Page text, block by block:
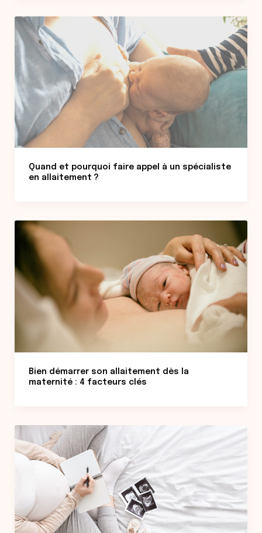
Quand et pourquoi faire appel à un spécialiste
en allaitement ?
Bien démarrer son allaitement dès la
maternité : 4 facteurs clés